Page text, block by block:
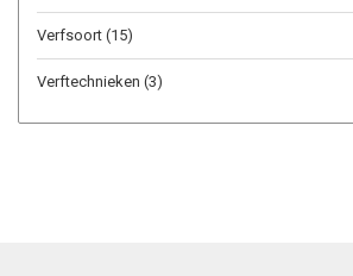
Verfsoort (15)
Verftechnieken (3)